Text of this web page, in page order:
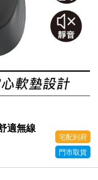
適無線
宅配到府
門市取貨